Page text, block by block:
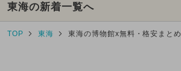
東海の新着一覧へ
TOP 東海 東海の博物館x無料・格安まとめ